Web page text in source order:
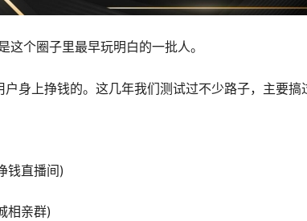
这个圈子里最早玩明白的一批人。
身上挣钱的。这几年我们测试过不少路子，主要搞
钱直播间)
相亲群)